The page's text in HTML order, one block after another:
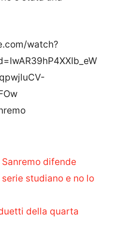
watch?
difende
studiano e no lo
della quarta